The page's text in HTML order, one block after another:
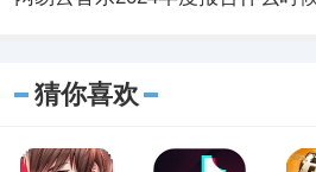
猜你喜欢